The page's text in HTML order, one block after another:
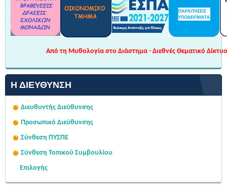
Από τη Μυθολογία στο Διάστημα - Διεθνές Θεματικό
Η ΔΙΕΎΘΥΝΣΗ
Διευθυντής Διεύθυνσης
Προσωπικό Διεύθυνσης
Σύνθεση ΠΥΣΠΕ
Σύνθεση Τοπικού Συμβουλίου
Επιλογής